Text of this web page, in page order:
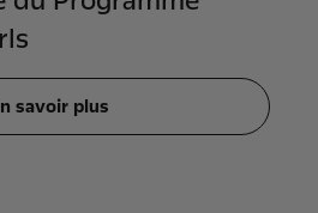
savoir plus